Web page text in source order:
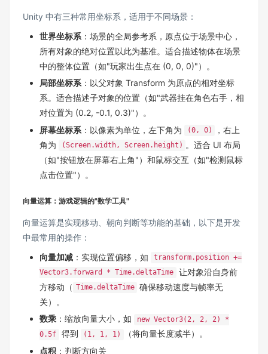
Unity 中有三种常用坐标系，适用于不同场景：
世界坐标系 ：场景的全局参考系，原点位于场景中心，
所有对象的绝对位置以此为基准。适合描述物体在场景
中的整体位置（如"玩家出生点在 (0, 0, 0)"）。
局部坐标系 ：以父对象 Transform 为原点的相对坐标
系。适合描述子对象的位置（如"武器挂在角色右手，相
对位置为 (0.2, -0.1, 0.3)"）。
屏幕坐标系 ：以像素为单位，左下角为 (0, 0)
，右上
角为
(Screen.width, Screen.height) 。适合 UI 布局
（如"按钮放在屏幕右上角"）和鼠标交互（如"检测鼠标
点击位置"）。
向量运算：游戏逻辑的"数学工具"
向量运算是实现移动、朝向判断等功能的基础，以下是开发
中最常用的操作：
向量加减 ：实现位置偏移，如
transform.position +=
Vector3.forward * Time.deltaTime
让对象沿自身前
方移动（ Time.deltaTime 确保移动速度与帧率无
关）。
数乘 ：缩放向量大小，如
new Vector3(2, 2, 2) *
0.5f
得到 (1, 1, 1)
（将向量长度减半）。
点积 ：判断方向关